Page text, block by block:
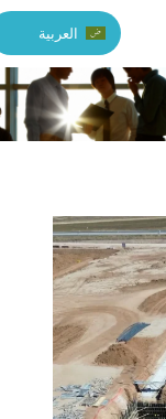
العربية